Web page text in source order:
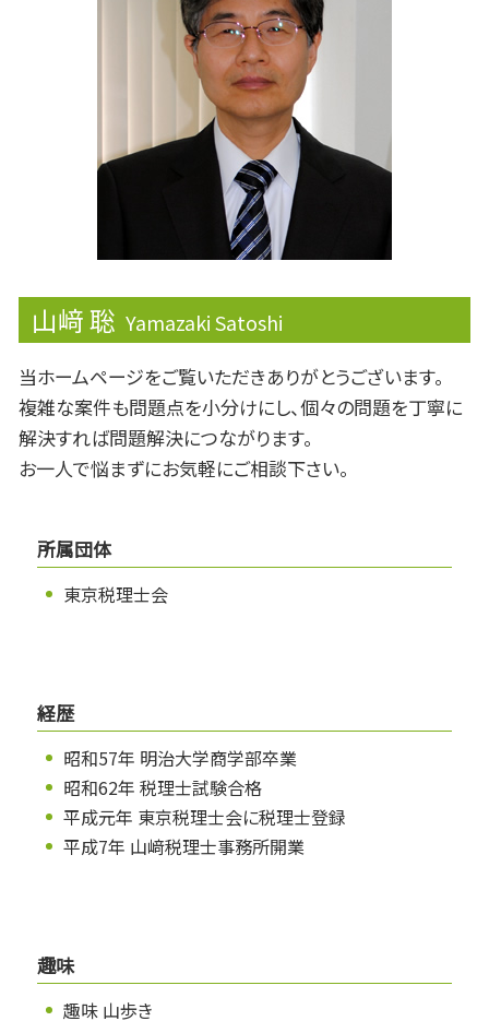
財形貯蓄 個人
ライフプランニング
山﨑 聡 Yamazaki Satoshi
当ホームページをご覧いただきありがとうございます。
複雑な案件も問題点を小分けにし、個々の問題を丁寧に
解決すれば問題解決につながります。
お一人で悩まずにお気軽にご相談下さい。
所属団体
東京税理士会
経歴
昭和57年 明治大学商学部卒業
昭和62年 税理士試験合格
平成元年 東京税理士会に税理士登録
平成7年 山﨑税理士事務所開業
趣味
趣味 山歩き